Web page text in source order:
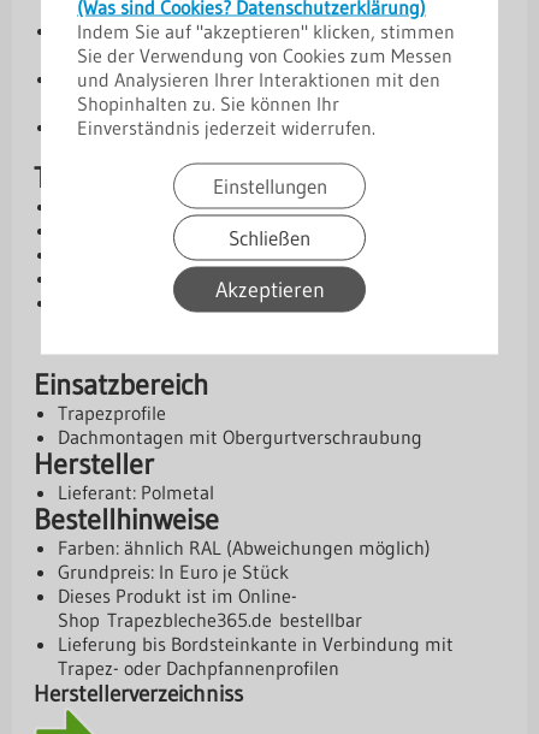
(Was sind Cookies? Datenschutzerklärung)
Indem Sie auf "akzeptieren" klicken, stimmen
Sie der Verwendung von Cookies zum Messen
und Analysieren Ihrer Interaktionen mit den
Shopinhalten zu. Sie können Ihr
Einverständnis jederzeit widerrufen.
Einstellungen
Schließen
Akzeptieren
zuverlässig vor Feuchtigkeit.
Lackierte Oberfläche:Korrosionsbeständig und
farblich an das Profil anpassbar.
Stabiler Sitz:Verhindert Verformungen des Blechs
beim Verschrauben.
Einfache Montage:Ideal für Verschraubung im
Technische Daten
Mit EPDM-Dichtung
Lackierte Kalotten
VPE: 100 Stück
Verwendung: Verschraubung im Obergurt
Bedarf: ca. 4–6 Stück pro m²
Einsatzbereich
Trapezprofile
Dachmontagen mit Obergurtverschraubung
Hersteller
Lieferant: Polmetal
Bestellhinweise
Farben: ähnlich RAL (Abweichungen möglich)
Grundpreis: In Euro je Stück
Dieses Produkt ist im Online-
Shop Trapezbleche365.de bestellbar
Lieferung bis Bordsteinkante in Verbindung mit
Trapez- oder Dachpfannenprofilen
Herstellerverzeichniss